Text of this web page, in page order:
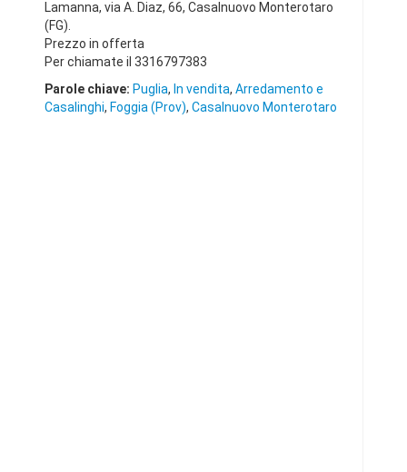
Lamanna, via A. Diaz, 66, Casalnuovo Monterotaro
(FG).
Prezzo in offerta
Per chiamate il 3316797383
Parole chiave: Puglia, In vendita, Arredamento e
Casalinghi, Foggia (Prov), Casalnuovo Monterotaro